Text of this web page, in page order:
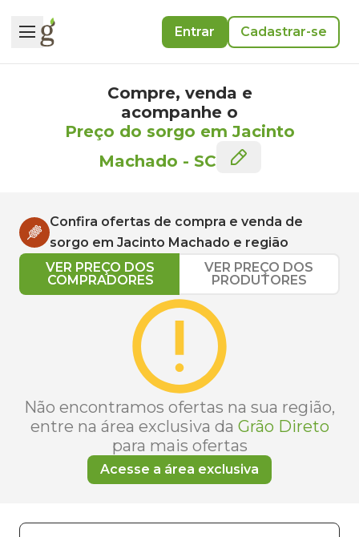
Entrar Cadastrar-se
Compre, venda e
acompanhe o
Preço do sorgo em Jacinto
Machado - SC
Confira ofertas de compra e venda de
sorgo em Jacinto Machado e região
VER PREÇO DOS
COMPRADORES
VER PREÇO DOS
PRODUTORES
Não encontramos ofertas na sua região,
entre na área exclusiva da Grão Direto
para mais ofertas
Acesse a área exclusiva